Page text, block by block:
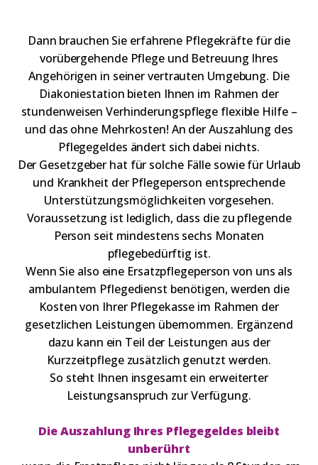
Dann brauchen Sie erfahrene Pflegekräfte für die
vorübergehende Pflege und Betreuung Ihres
Angehörigen in seiner vertrauten Umgebung. Die
Diakoniestation bieten Ihnen im Rahmen der
stundenweisen Verhinderungspflege flexible Hilfe –
und das ohne Mehrkosten! An der Auszahlung des
Pflegegeldes ändert sich dabei nichts.
Der Gesetzgeber hat für solche Fälle sowie für Urlaub
und Krankheit der Pflegeperson entsprechende
Unterstützungsmöglichkeiten vorgesehen.
Voraussetzung ist lediglich, dass die zu pflegende
Person seit mindestens sechs Monaten
pflegebedürftig ist.
Wenn Sie also eine Ersatzpflegeperson von uns als
ambulantem Pflegedienst benötigen, werden die
Kosten von Ihrer Pflegekasse im Rahmen der
gesetzlichen Leistungen übernommen. Ergänzend
dazu kann ein Teil der Leistungen aus der
Kurzzeitpflege zusätzlich genutzt werden.
So steht Ihnen insgesamt ein erweiterter
Leistungsanspruch zur Verfügung.
Die Auszahlung Ihres Pflegegeldes bleibt
unberührt